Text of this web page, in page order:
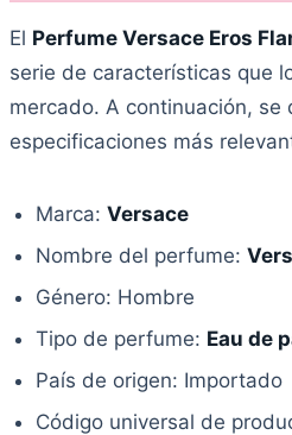
El Perfume Versace Eros
serie de características que
mercado. A continuación, se
especificaciones más
Marca: Versace
Nombre del perfume:
Género: Hombre
Tipo de perfume: Eau de
País de origen: Importado
Código universal de